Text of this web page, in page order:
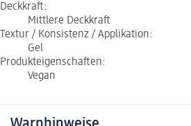
Deckkraft:
Mittlere Deckkraft
Textur / Konsistenz / Applikation:
Gel
Produkteigenschaften:
Vegan